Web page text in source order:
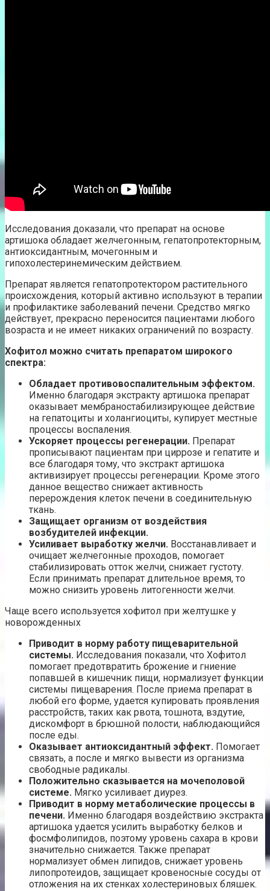
Исследования доказали, что препарат на основе
артишока обладает желчегонным, гепатопротекторным,
антиоксидантным, мочегонным и
гипохолестеринемическим действием.
Препарат является гепатопротектором растительного
происхождения, который активно используют в терапии
и профилактике заболеваний печени. Средство мягко
действует, прекрасно переносится пациентами любого
возраста и не имеет никаких ограничений по возрасту.
Хофитол можно считать препаратом широкого
спектра:
Обладает противовоспалительным эффектом.
Именно благодаря экстракту артишока препарат
оказывает мембраностабилизирующее действие
на гепатоциты и холангиоциты, купирует местные
процессы воспаления.
Ускоряет процессы регенерации. Препарат
прописывают пациентам при циррозе и гепатите и
все благодаря тому, что экстракт артишока
активизирует процессы регенерации. Кроме этого
данное вещество снижает активность
перерождения клеток печени в соединительную
ткань.
Защищает организм от воздействия
возбудителей инфекции.
Усиливает выработку желчи. Восстанавливает и
очищает желчегонные проходов, помогает
стабилизировать отток желчи, снижает густоту.
Если принимать препарат длительное время, то
можно снизить уровень литогенности желчи.
Чаще всего используется хофитол при желтушке у
новорожденных
Приводит в норму работу пищеварительной
системы. Исследования показали, что Хофитол
помогает предотвратить брожение и гниение
попавшей в кишечник пищи, нормализует функции
системы пищеварения. После приема препарат в
любой его форме, удается купировать проявления
расстройств, таких как рвота, тошнота, вздутие,
дискомфорт в брюшной полости, наблюдающийся
после еды.
Оказывает антиоксидантный эффект. Помогает
связать, а после и мягко вывести из организма
свободные радикалы.
Положительно сказывается на мочеполовой
системе. Мягко усиливает диурез.
Приводит в норму метаболические процессы в
печени. Именно благодаря воздействию экстракта
артишока удается усилить выработку белков и
фосмфолипидов, поэтому уровень сахара в крови
значительно снижается. Также препарат
нормализует обмен липидов, снижает уровень
липопротеидов, защищает кровеносные сосуды от
отложения на их стенках холестериновых бляшек.